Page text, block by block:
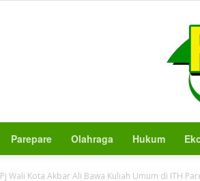
Parepare Olahraga Hukum
Pj Wali Kota Akbar Ali Bawa Kuliah Umum di ITH